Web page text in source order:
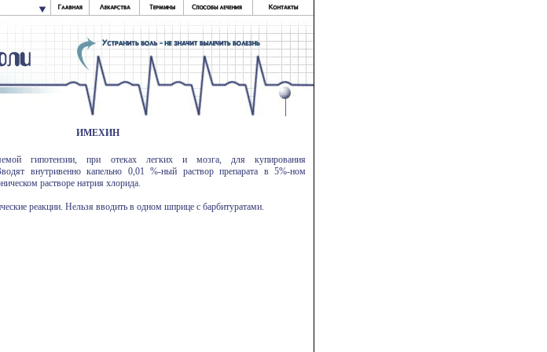
ИМЕХИН
гипотензии, при отеках легких и мозга, для купирования
внутривенно капельно 0,01 %-ный раствор препарата в 5%-ном
растворе натрия хлорида.
реакции. Нельзя вводить в одном шприце с барбитуратами.